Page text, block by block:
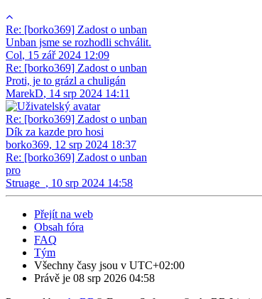
Re: [borko369] Zadost o unban
Unban jsme se rozhodli schválit.
Col, 15 zář 2024 12:09
Re: [borko369] Zadost o unban
Proti, je to grázl a chuligán
MarekD, 14 srp 2024 14:11
Re: [borko369] Zadost o unban
Dík za kazde pro hosi
borko369, 12 srp 2024 18:37
Re: [borko369] Zadost o unban
pro
Struage_ , 10 srp 2024 14:58
Přejít na web
Obsah fóra
FAQ
Tým
Všechny časy jsou v UTC+02:00
Právě je 08 srp 2026 04:58